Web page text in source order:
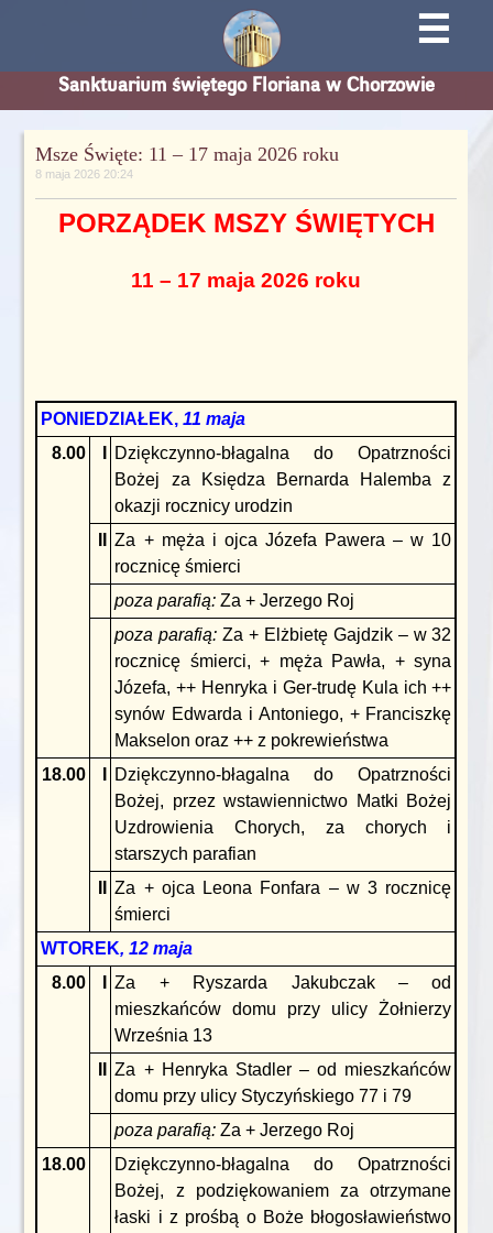
☰
Sanktuarium świętego Floriana w Chorzowie
Msze Święte: 11 – 17 maja 2026 roku
8 maja 2026 20:24
PORZĄDEK MSZY ŚWIĘTYCH
11 – 17 maja 2026 roku
PONIEDZIAŁEK, 11 maja
8.00
Dziękczynno-błagalna do Opatrzności
Bożej za Księdza Bernarda Halemba z
okazji rocznicy urodzin
Za + męża i ojca Józefa Pawera – w 10
rocznicę śmierci
poza parafią:Za + Jerzego Roj
poza parafią:Za + Elżbietę Gajdzik – w 32
rocznicę śmierci, + męża Pawła, + syna
Józefa, ++ Henryka i Ger-trudę Kula ich ++
synów Edwarda i Antoniego, + Franciszkę
Makselon oraz ++ z pokrewieństwa
18.00
Dziękczynno-błagalna do Opatrzności
Bożej, przez wstawiennictwo Matki Bożej
Uzdrowienia Chorych, za chorych i
starszych parafian
Za + ojca Leona Fonfara – w 3 rocznicę
śmierci
WTOREK, 12 maja
8.00
Za + Ryszarda Jakubczak – od
mieszkańców domu przy ulicy Żołnierzy
Września 13
Za + Henryka Stadler – od mieszkańców
domu przy ulicy Styczyńskiego 77 i 79
poza parafią:Za + Jerzego Roj
18.00
Dziękczynno-błagalna do Opatrzności
Bożej, z podziękowaniem za otrzymane
łaski i z prośbą o Boże błogosławieństwo